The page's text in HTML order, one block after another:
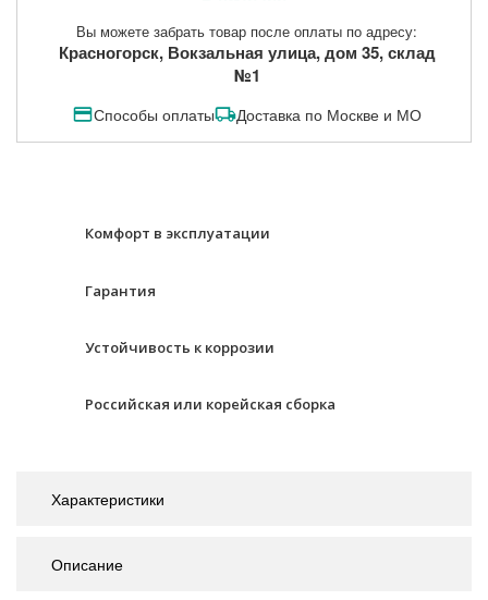
Вы можете забрать товар после оплаты по адресу:
Красногорск, Вокзальная улица, дом 35, склад
№1
Способы оплаты Доставка по Москве и МО
Комфорт в эксплуатации
Гарантия
Устойчивость к коррозии
Российская или корейская сборка
Характеристики
Описание